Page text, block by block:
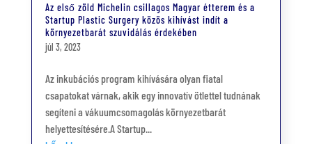
Az első zöld Michelin csillagos Magyar étterem és a
Startup Plastic Surgery közös kihívást indít a
környezetbarát szuvidálás érdekében
júl 3, 2023
Az inkubációs program kihívására olyan fiatal
csapatokat várnak, akik egy innovatív ötlettel tudnának
segíteni a vákuumcsomagolás környezetbarát
helyettesítésére.A Startup...